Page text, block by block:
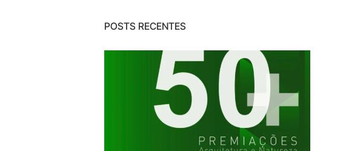
POSTS RECENTES